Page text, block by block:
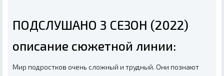
ПОДСЛУШАНО 3 СЕЗОН (2022)
описание сюжетной линии:
Мир подростков очень сложный и трудный. Они познают